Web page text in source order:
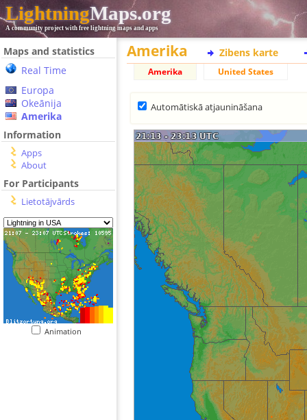
LightningMaps.org
A community project with free lightning maps and apps
Maps and statistics
Real Time
Europa
Okeānija
Amerika
Information
Apps
About
For Participants
Lietotājvārds
Animation
Amerika Zibens karte
Amerika United States
Automātiskā atjaunināšana